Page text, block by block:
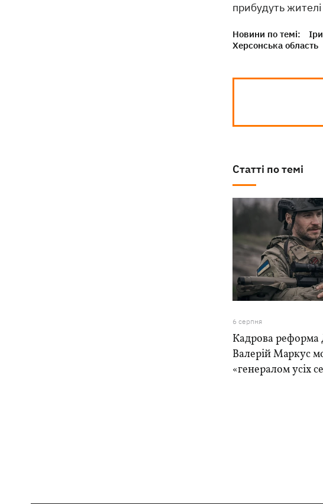
прибудуть
Новини по темі:
Херсонська область
Статті по темі
6 серпня
Кадрова реформа
Валерій Маркус
«генералом усіх